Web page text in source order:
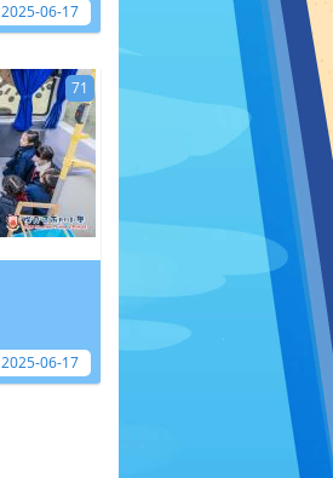
2025-06-17
71
2025-06-17